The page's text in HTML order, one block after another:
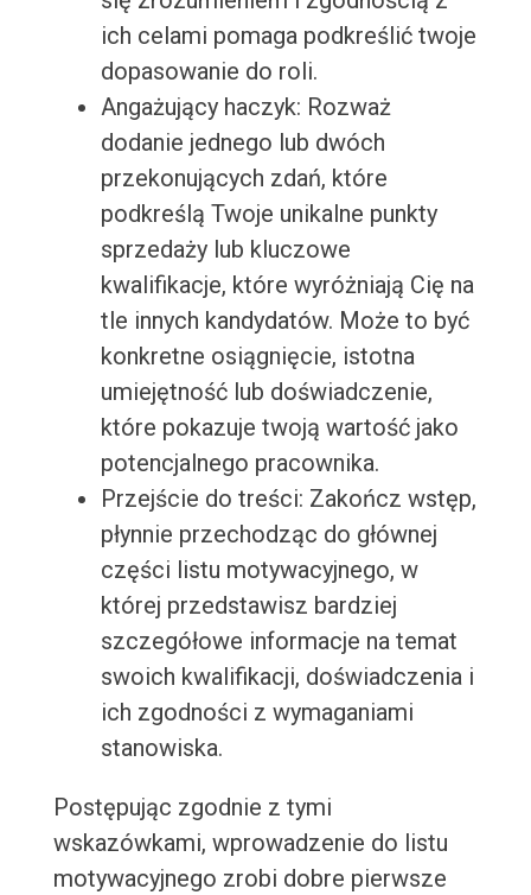
ich celami pomaga podkreślić twoje
dopasowanie do roli.
Angażujący haczyk: Rozważ
dodanie jednego lub dwóch
przekonujących zdań, które
podkreślą Twoje unikalne punkty
sprzedaży lub kluczowe
kwalifikacje, które wyróżniają Cię na
tle innych kandydatów. Może to być
konkretne osiągnięcie, istotna
umiejętność lub doświadczenie,
które pokazuje twoją wartość jako
potencjalnego pracownika.
Przejście do treści: Zakończ wstęp,
płynnie przechodząc do głównej
części listu motywacyjnego, w
której przedstawisz bardziej
szczegółowe informacje na temat
swoich kwalifikacji, doświadczenia i
ich zgodności z wymaganiami
stanowiska.
Postępując zgodnie z tymi
wskazówkami, wprowadzenie do listu
motywacyjnego zrobi dobre pierwsze